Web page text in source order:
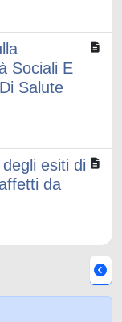
Sociali E
Salute
esiti di
da